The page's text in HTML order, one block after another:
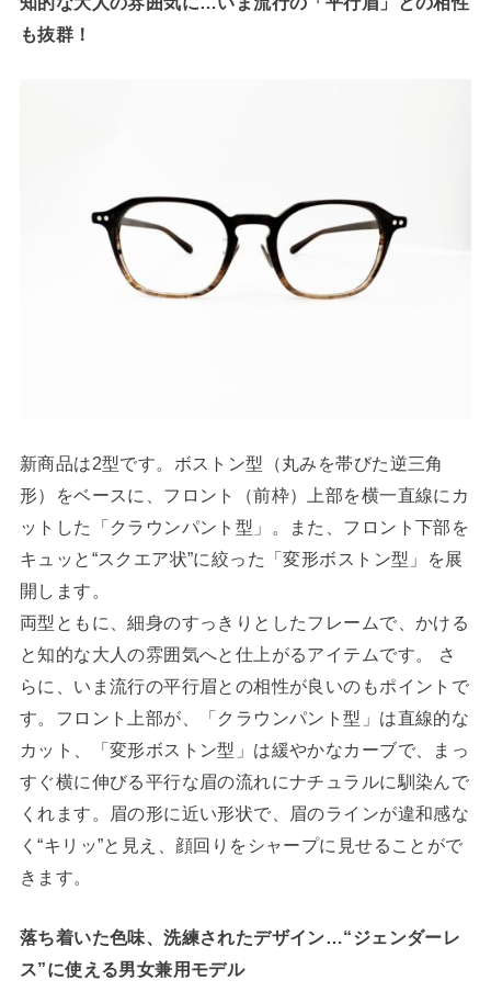
も抜群！
新商品は2型です。ボストン型（丸みを帯びた逆三角
形）をベースに、フロント（前枠）上部を横一直線にカ
ットした「クラウンパント型」。また、フロント下部を
キュッと“スクエア状”に絞った「変形ボストン型」を展
開します。
両型ともに、細身のすっきりとしたフレームで、かける
と知的な大人の雰囲気へと仕上がるアイテムです。 さ
らに、いま流行の平行眉との相性が良いのもポイントで
す。フロント上部が、「クラウンパント型」は直線的な
カット、「変形ボストン型」は緩やかなカーブで、まっ
すぐ横に伸びる平行な眉の流れにナチュラルに馴染んで
くれます。眉の形に近い形状で、眉のラインが違和感な
く“キリッ”と見え、顔回りをシャープに見せることがで
きます。
落ち着いた色味、洗練されたデザイン…“ジェンダーレ
ス”に使える男女兼用モデル